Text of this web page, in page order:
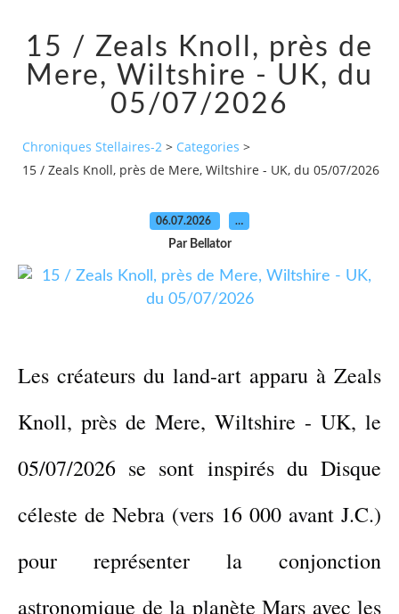
15 / Zeals Knoll, près de
Mere, Wiltshire - UK, du
05/07/2026
Chroniques Stellaires-2 > Categories >
15 / Zeals Knoll, près de Mere, Wiltshire - UK, du 05/07/2026
06.07.2026 …
Par Bellator
Les créateurs du land-art apparu à Zeals
Knoll, près de Mere, Wiltshire - UK, le
05/07/2026 se sont inspirés duDisque
céleste de Nebra (vers 16 000 avant J.C.)
pour représenter la conjonction
astronomique de la planète Mars avec les